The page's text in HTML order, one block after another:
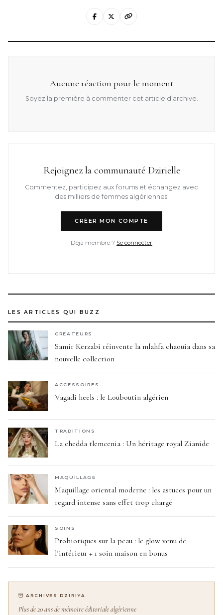
Aucune réaction pour le moment
Soyez la première à commenter cet article d’archive.
Rejoignez la communauté Dzirielle
Commentez, participez aux forums et échangez avec
des milliers de femmes algériennes.
CRÉER MON COMPTE
Déjà membre ? Se connecter
LES ARTICLES QUI BUZZ
CREATEURS
Samir Kerzabi réinvente la mlahfa chaouia dans sa
nouvelle collection
ACCESSOIRES
Vagadi heels : le Louboutin algérien
TRADITIONS
La chedda tlemcenia : Un héritage royal Zianide
MAQUILLAGE
Maquillage oriental moderne : les astuces pour un
regard intense sans effet trop chargé
SOINS
Probiotiques sur la peau : le glow venu de
l’intérieur + 1 soin maison en bonus
ARCHIVES DZIRIYA
Plus de 20 ans de mémoire éditoriale algérienne